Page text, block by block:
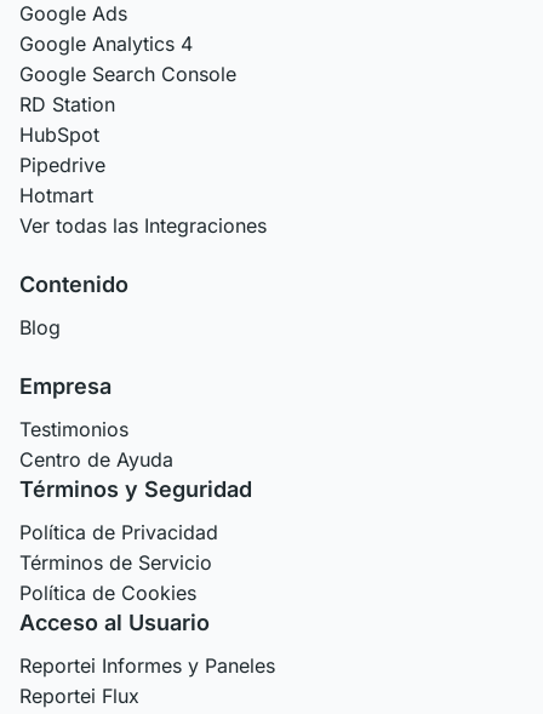
Google Ads
Google Analytics 4
Google Search Console
RD Station
HubSpot
Pipedrive
Hotmart
Ver todas las Integraciones
Contenido
Blog
Empresa
Testimonios
Centro de Ayuda
Términos y Seguridad
Política de Privacidad
Términos de Servicio
Política de Cookies
Acceso al Usuario
Reportei Informes y Paneles
Reportei Flux